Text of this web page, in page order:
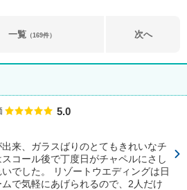
一覧 （169件） 次へ
点数
5.0
来、ガラスばりのとてもきれいなチ
コール後で丁度日がチャペルにさし
でした。 リゾートウエディングは日
で気軽にあげられるので、2人だけ